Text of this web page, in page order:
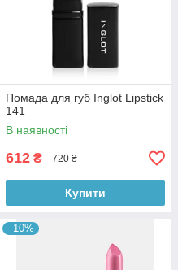
Помада для губ Inglot Lipstick
141
В наявності
612 ₴ 720 ₴
Купити
–10%